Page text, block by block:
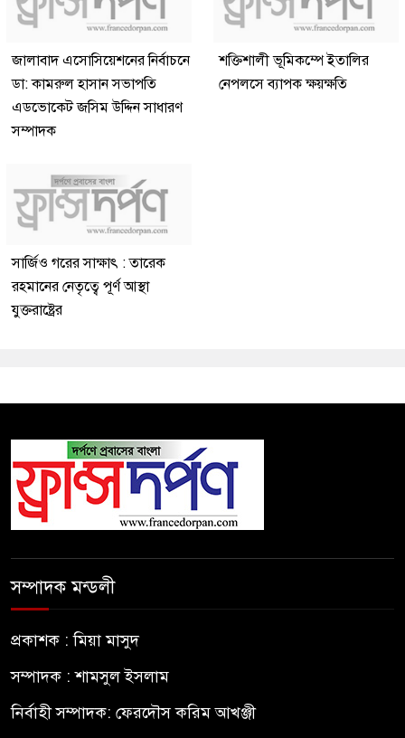
জালাবাদ এসোসিয়েশনের নির্বাচনে
ডা: কামরুল হাসান সভাপতি
এডভোকেট জসিম উদ্দিন সাধারণ
সম্পাদক
শক্তিশালী ভূমিকম্পে ইতালির
নেপলসে ব্যাপক ক্ষয়ক্ষতি
সার্জিও গরের সাক্ষাৎ : তারেক
রহমানের নেতৃত্বে পূর্ণ আস্থা
যুক্তরাষ্ট্রের
সম্পাদক মন্ডলী
প্রকাশক : মিয়া মাসুদ
সম্পাদক : শামসুল ইসলাম
নির্বাহী সম্পাদক: ফেরদৌস করিম আখঞ্জী